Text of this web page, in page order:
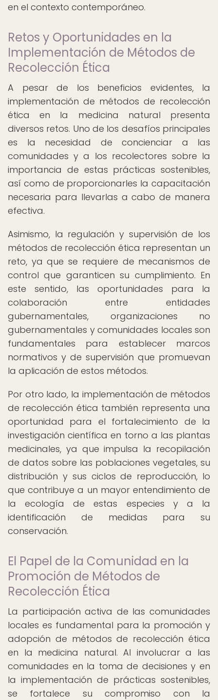
en el contexto contemporáneo.
Retos y Oportunidades en la
Implementación de Métodos de
Recolección Ética
A pesar de los beneficios evidentes, la
implementación de métodos de recolección
ética en la medicina natural presenta
diversos retos. Uno de los desafíos principales
es la necesidad de concienciar a las
comunidades y a los recolectores sobre la
importancia de estas prácticas sostenibles,
así como de proporcionarles la capacitación
necesaria para llevarlas a cabo de manera
efectiva.
Asimismo, la regulación y supervisión de los
métodos de recolección ética representan un
reto, ya que se requiere de mecanismos de
control que garanticen su cumplimiento. En
este sentido, las oportunidades para la
colaboración entre entidades
gubernamentales, organizaciones no
gubernamentales y comunidades locales son
fundamentales para establecer marcos
normativos y de supervisión que promuevan
la aplicación de estos métodos.
Por otro lado, la implementación de métodos
de recolección ética también representa una
oportunidad para el fortalecimiento de la
investigación científica en torno a las plantas
medicinales, ya que impulsa la recopilación
de datos sobre las poblaciones vegetales, su
distribución y sus ciclos de reproducción, lo
que contribuye a un mayor entendimiento de
la ecología de estas especies y a la
identificación de medidas para su
conservación.
El Papel de la Comunidad en la
Promoción de Métodos de
Recolección Ética
La participación activa de las comunidades
locales es fundamental para la promoción y
adopción de métodos de recolección ética
en la medicina natural. Al involucrar a las
comunidades en la toma de decisiones y en
la implementación de prácticas sostenibles,
se fortalece su compromiso con la